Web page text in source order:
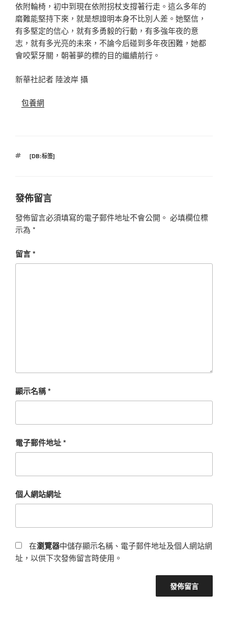
依附輪椅，初中到現在依附拐杖支撐著行走。這么多年的
磨難能堅持下來，就是想證明本身不比別人差。她堅信，
有多堅定的信心，就有多勇毅的行動，有多強年夜的意
志，就有多光亮的未來，不論今后碰到多年夜困難，她都
會咬緊牙關，朝著夢的標的目的繼續前行。
新華社記者 陸波岸 攝
包養網
標
[DB:标签]
發佈留言
發佈留言必須填寫的電子郵件地址不會公開。 必填欄位標
示為 *
留言*
顯示名稱*
電子郵件地址*
個人網站網址
在瀏覽器中儲存顯示名稱、電子郵件地址及個人網站網
址，以供下次發佈留言時使用。